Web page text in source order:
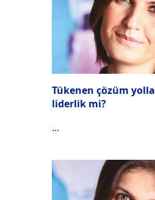
Tükenen çözüm
liderlik mi?
...